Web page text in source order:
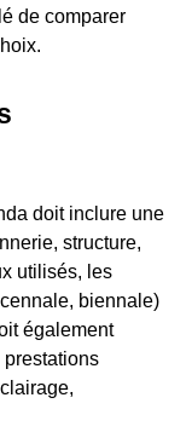
de comparer
doit inclure une
structure,
utilisés, les
biennale)
également